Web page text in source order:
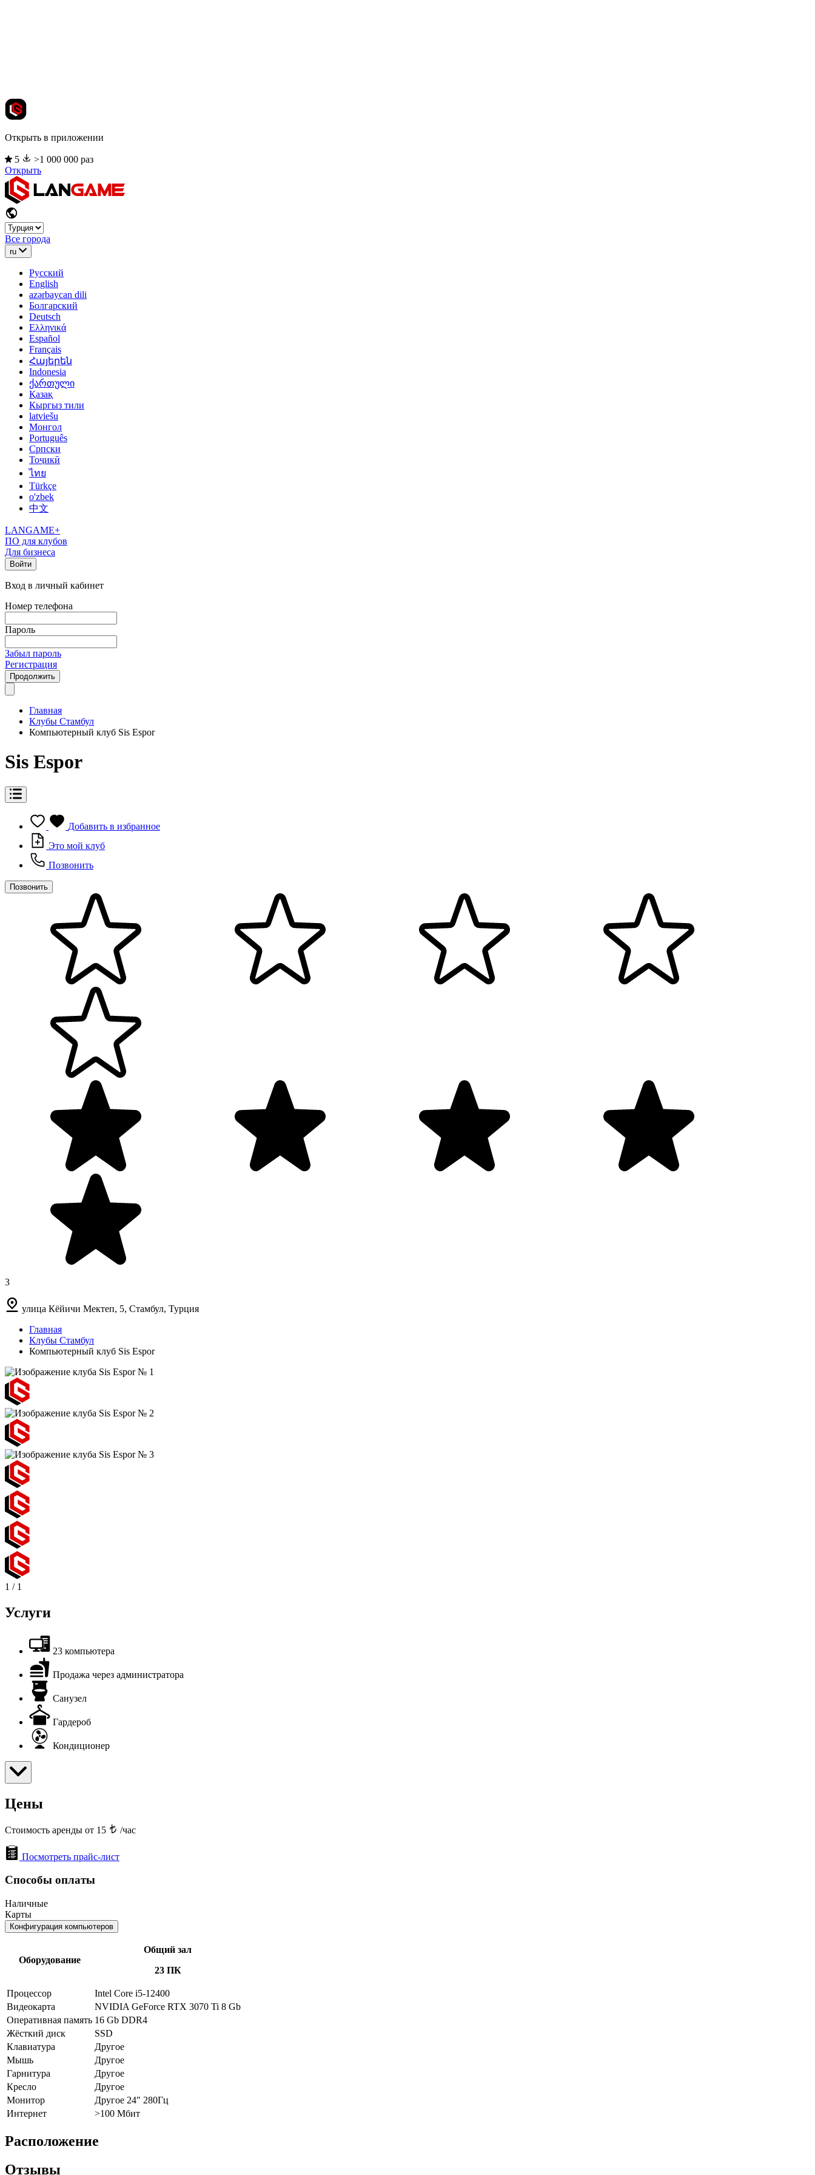
Открыть в приложении
5
>1 000 000 раз
Открыть
Все города
ru
Русский
English
azərbaycan dili
Болгарский
Deutsch
Ελληνικά
Español
Français
Հայերեն
Indonesia
ქართული
Қазақ
Кыргыз тили
latviešu
Монгол
Português
Српски
Тоҷикӣ
ไทย
Türkçe
o'zbek
中文
LANGAME+
ПО для клубов
Для бизнеса
Войти
Вход в личный кабинет
Номер телефона
Пароль
Забыл пароль
Регистрация
Продолжить
Главная
Клубы Стамбул
Компьютерный клуб Sis Espor
Sis Espor
Добавить в избранное
Это мой клуб
Позвонить
Позвонить
3
улица Кёйичи Мектеп, 5, Стамбул, Турция
Главная
Клубы Стамбул
Компьютерный клуб Sis Espor
1 / 1
Услуги
23 компьютера
Продажа через администратора
Санузел
Гардероб
Кондиционер
Цены
Стоимость аренды от 15 /час
Посмотреть прайс-лист
Способы оплаты
Наличные
Карты
Конфигурация компьютеров
Оборудование
Общий зал
23 ПК
Процессор
Intel Core i5-12400
Видеокарта
NVIDIA GeForce RTX 3070 Ti 8 Gb
Оперативная память 16 Gb DDR4
Жёсткий диск
SSD
Клавиатура
Другое
Мышь
Другое
Гарнитура
Другое
Кресло
Другое
Монитор
Другое 24" 280Гц
Интернет
>100 Мбит
Расположение
Отзывы